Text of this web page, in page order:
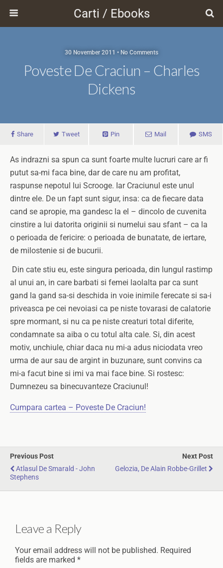
Carti / Ebooks
30 November 2011 • No Comments
Poveste De Craciun – Charles
Dickens
Share Tweet Pin Mail SMS
As indrazni sa spun ca sunt foarte multe lucruri care ar fi
putut sa-mi faca bine, dar de care nu am profitat,
raspunse nepotul lui Scrooge. Iar Craciunul este unul
dintre ele. De un fapt sunt sigur, insa: ca de fiecare data
cand se apropie, ma gandesc la el – dincolo de cuvenita
cinstire a lui datorita originii si numelui sau sfant – ca la
o perioada de fericire: o perioada de bunatate, de iertare,
de milostenie si de bucurii.
Din cate stiu eu, este singura perioada, din lungul rastimp
al unui an, in care barbati si femei laolalta par ca sunt
gand la gand sa-si deschida in voie inimile ferecate si sa-i
priveasca pe cei nevoiasi ca pe niste tovarasi de calatorie
spre mormant, si nu ca pe niste creaturi total diferite,
condamnate sa aiba o cu totul alta cale. Si, din acest
motiv, unchiule, chiar daca nu mi-a adus niciodata vreo
urma de aur sau de argint in buzunare, sunt convins ca
mi-a facut bine si imi va mai face bine. Si rostesc:
Dumnezeu sa binecuvanteze Craciunul!
Cumpara cartea – Poveste De Craciun!
Previous Post
Atlasul De Smarald - John
Stephens
Next Post
Gelozia, De Alain Robbe-Grillet
Leave a Reply
Your email address will not be published. Required
fields are marked *